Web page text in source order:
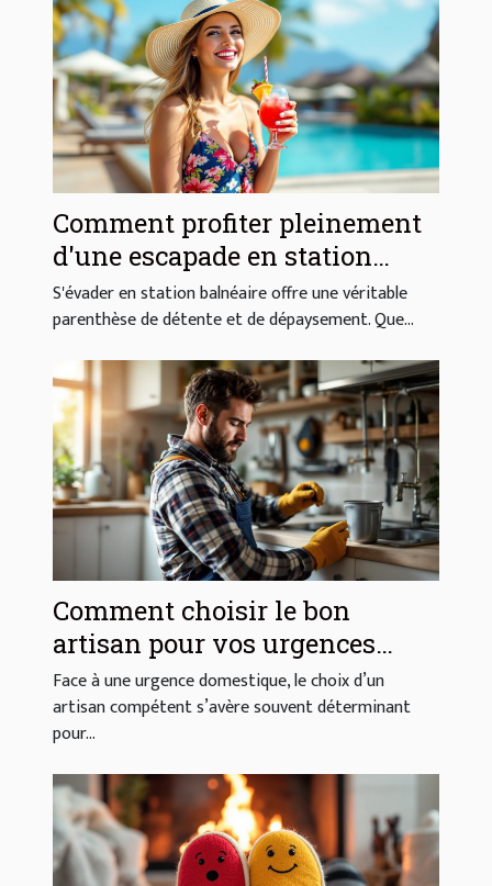
Comment profiter pleinement
d'une escapade en station
balnéaire ?
S'évader en station balnéaire offre une véritable
parenthèse de détente et de dépaysement. Que...
Comment choisir le bon
artisan pour vos urgences
domestiques ?
Face à une urgence domestique, le choix d’un
artisan compétent s’avère souvent déterminant
pour...